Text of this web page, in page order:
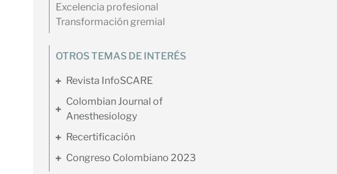
Excelencia profesional
Transformación gremial
OTROS TEMAS DE INTERÉS
Revista InfoSCARE
Colombian Journal of
Anesthesiology
Recertificación
Congreso Colombiano 2023